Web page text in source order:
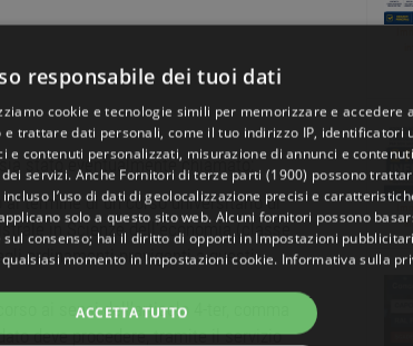
stato eventualmente chiamato;
termine di un corso universitario di
in Scienze dell'economia (classe
ordinamenti previgenti a questi
ai sensi dell’articolo 4-ter, comma
deve procedere, tramite il servizio
responsabile dei tuoi dati
cookie e tecnologie simili per memorizzare e accedere
trattare dati personali, come il tuo indirizzo IP, identificatori
e contenuti personalizzati, misurazione di annunci e
servizi. Anche Fornitori di terze parti (1900) possono
l’uso di dati di geolocalizzazione precisi e
solo a questo sito web. Alcuni fornitori possono
consenso; hai il diritto di opporti in Impostazioni
momento in Impostazioni cookie. Informativa sulla
ACCETTA TUTTO